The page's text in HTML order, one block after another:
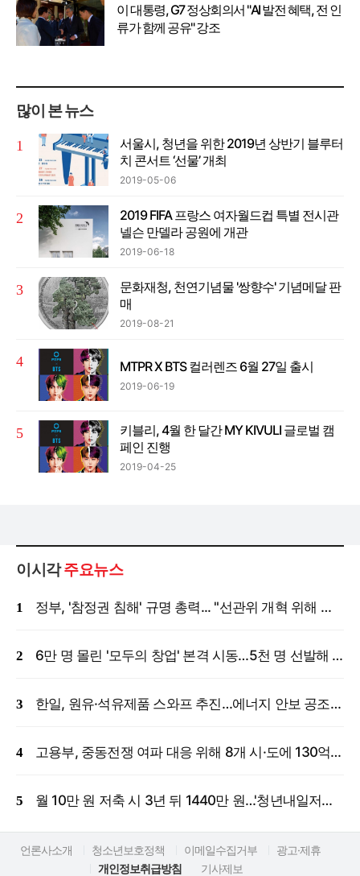
이 대통령, G7 정상회의서 "AI 발전 혜택, 전 인
류가 함께 공유" 강조
많이 본 뉴스
서울시, 청년을 위한 2019년 상반기 블루터
치 콘서트 ‘선물’ 개최
2019-05-06
2019 FIFA 프랑스 여자월드컵 특별 전시관
넬슨 만델라 공원에 개관
2019-06-18
문화재청, 천연기념물 '쌍향수' 기념메달 판
매
2019-08-21
MTPR X BTS 컬러렌즈 6월 27일 출시
2019-06-19
키블리, 4월 한 달간 MY KIVULI 글로벌 캠
페인 진행
2019-04-25
이시각주요뉴스
정부, '참정권 침해' 규명 총력... "선관위 개혁 위해 국정조사 등 모든 조치"
6만 명 몰린 '모두의 창업' 본격 시동…5천 명 선발해 밀착 지원
한일, 원유·석유제품 스와프 추진…에너지 안보 공조 강화
고용부, 중동전쟁 여파 대응 위해 8개 시·도에 130억 원 긴급 투입
월 10만 원 저축 시 3년 뒤 1440만 원…'청년내일저축계좌' 신규 모집
언론사소개 청소년보호정책 이메일수집거부
광고·제휴
개인정보취급방침
기사제보